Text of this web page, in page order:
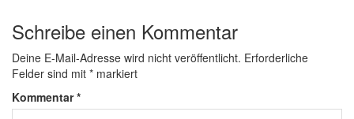
Schreibe einen Kommentar
Deine E-Mail-Adresse wird nicht veröffentlicht. Erforderliche
Felder sind mit * markiert
Kommentar*